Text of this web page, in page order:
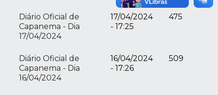
Diário Oficial de
Capanema - Dia
17/04/2024
17/04/2024
- 17:25
475
Diário Oficial de
Capanema - Dia
16/04/2024
16/04/2024
- 17:26
509